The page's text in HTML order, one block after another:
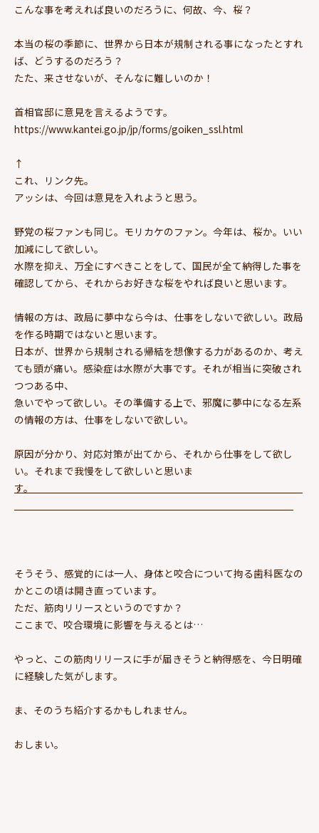
こんな事を考えれば良いのだろうに、何故、今、桜？
本当の桜の季節に、世界から日本が規制される事になったとすれ
ば、どうするのだろう？
たた、来させないが、そんなに難しいのか！
首相官邸に意見を言えるようです。
https://www.kantei.go.jp/jp/forms/goiken_ssl.html
↑
これ、リンク先。
アッシは、今回は意見を入れようと思う。
野党の桜ファンも同じ。モリカケのファン。今年は、桜か。いい
加減にして欲しい。
水際を抑え、万全にすべきことをして、国民が全て納得した事を
確認してから、それからお好きな桜をやれば良いと思います。
情報の方は、政局に夢中なら今は、仕事をしないで欲しい。政局
を作る時期ではないと思います。
日本が、世界から規制される帰結を想像する力があるのか、考え
ても頭が痛い。感染症は水際が大事です。それが相当に突破され
つつある中、
急いでやって欲しい。その準備する上で、邪魔に夢中になる左系
の情報の方は、仕事をしないで欲しい。
原因が分かり、対応対策が出てから、それから仕事をして欲し
い。それまで我慢をして欲しいと思いま
す。
そうそう、感覚的には一人、身体と咬合について拘る歯科医なの
かとこの頃は開き直っています。
ただ、筋肉リリースというのですか？
ここまで、咬合環境に影響を与えるとは…
やっと、この筋肉リリースに手が届きそうと納得感を、今日明確
に経験した気がします。
ま、そのうち紹介するかもしれません。
おしまい。